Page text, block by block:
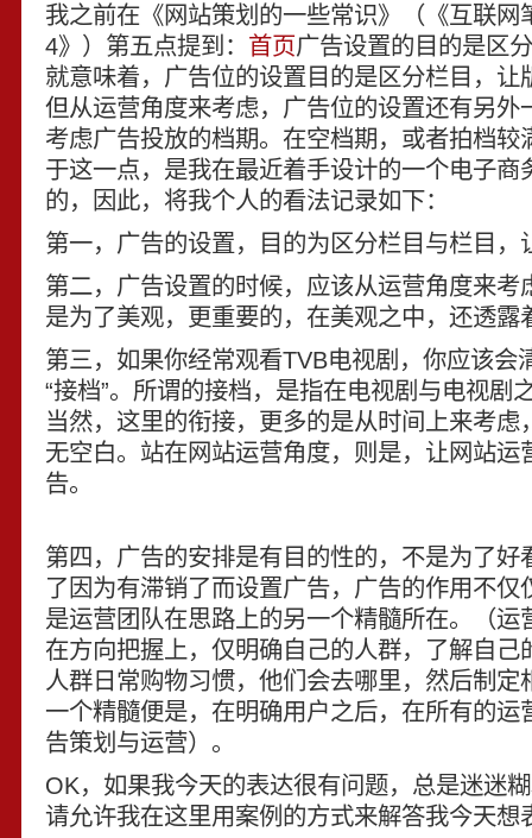
我之前在《网站策划的一些常识》（《互联
4》）第五点提到： 首页广告设置的目的是区
就意味着，广告位的设置目的是区分栏目，让
但从运营角度来考虑，广告位的设置还有另外
考虑广告投放的档期。在空档期，或者拍档
于这一点，是我在最近着手设计的一个电子商
的，因此，将我个人的看法记录如下：
第一，广告的设置，目的为区分栏目与栏目，
第二，广告设置的时候，应该从运营角度来考
是为了美观，更重要的，在美观之中，还透露
第三，如果你经常观看TVB电视剧，你应该会
“接档”。所谓的接档，是指在电视剧与电视剧
当然，这里的衔接，更多的是从时间上来考虑
无空白。站在网站运营角度，则是，让网站运
告。
第四，广告的安排是有目的性的，不是为了好
了因为有滞销了而设置广告，广告的作用不仅
是运营团队在思路上的另一个精髓所在。（运
在方向把握上，仅明确自己的人群，了解自己
人群日常购物习惯，他们会去哪里，然后制定
一个精髓便是，在明确用户之后，在所有的运
告策划与运营）。
OK，如果我今天的表达很有问题，总是迷迷
请允许我在这里用案例的方式来解答我今天想